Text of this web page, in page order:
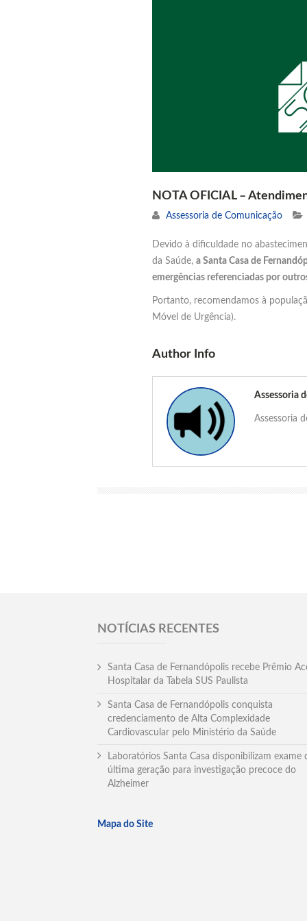
NOTA OFICIAL –
Assessoria de Comunicação
Devido à dificuldade no
da Saúde, a Santa Casa de
emergências referenciadas por
Portanto, recomendamos à
Móvel de Urgência).
Author Info
Assessoria
Assessoria
NOTÍCIAS RECENTES
Santa Casa de Fernandópolis recebe Prêmio
Hospitalar da Tabela SUS Paulista
Santa Casa de Fernandópolis conquista
credenciamento de Alta Complexidade
Cardiovascular pelo Ministério da Saúde
Laboratórios Santa Casa disponibilizam exame
última geração para investigação precoce do
Alzheimer
Mapa do Site